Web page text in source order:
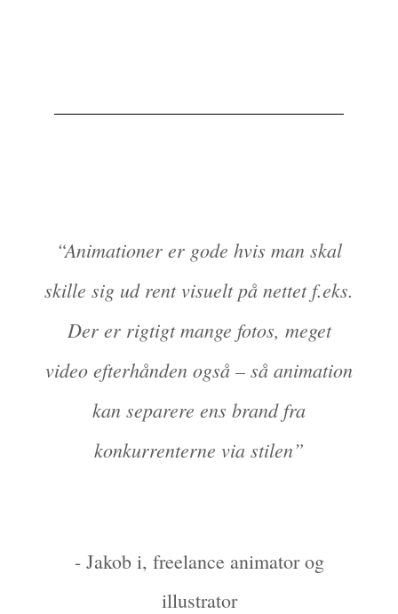
“Animationer er gode hvis man skal
skille sig ud rent visuelt på nettet f.eks.
Der er rigtigt mange fotos, meget
video efterhånden også – så animation
kan separere ens brand fra
konkurrenterne via stilen”
- Jakob i, freelance animator og
illustrator